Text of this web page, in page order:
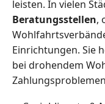
leisten. In vielen
Beratungsstellen,
Einrichtungen. Sie
bei drohendem